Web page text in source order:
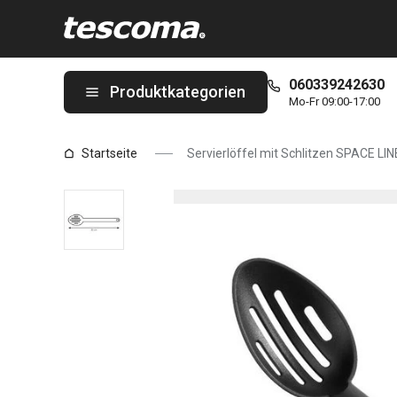
Produktkategorien 060339242630
Mo-Fr 09:00-17:00
Startseite Servierlöffel mit Schlitzen SPACE